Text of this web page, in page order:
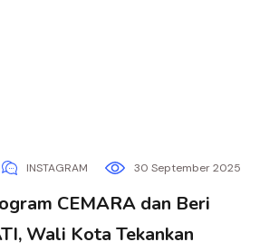
INSTAGRAM 30 September 2025
CEMARA dan Beri
Wali Kota Tekankan